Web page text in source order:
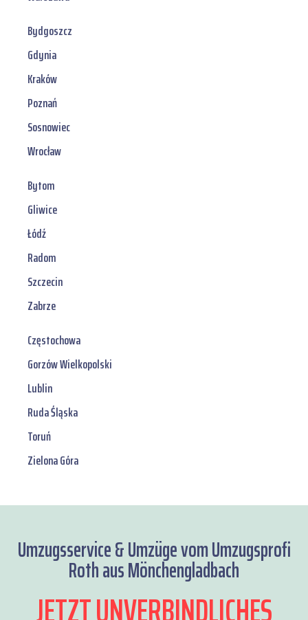
Bydgoszcz
Gdynia
Kraków
Poznań
Sosnowiec
Wrocław
Bytom
Gliwice
Łódź
Radom
Szczecin
Zabrze
Częstochowa
Gorzów Wielkopolski
Lublin
Ruda Śląska
Toruń
Zielona Góra
Umzugsservice & Umzüge vom Umzugsprofi
Roth aus Mönchengladbach